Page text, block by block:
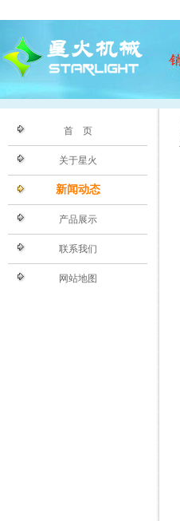
首 页
关于星火
新闻动态
产品展示
联系我们
网站地图